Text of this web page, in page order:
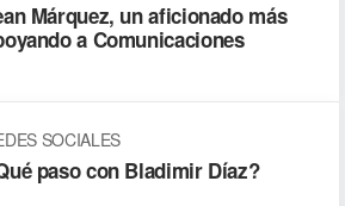
Márquez, un aficionado más
a Comunicaciones
SOCIALES
paso con Bladimir Díaz?